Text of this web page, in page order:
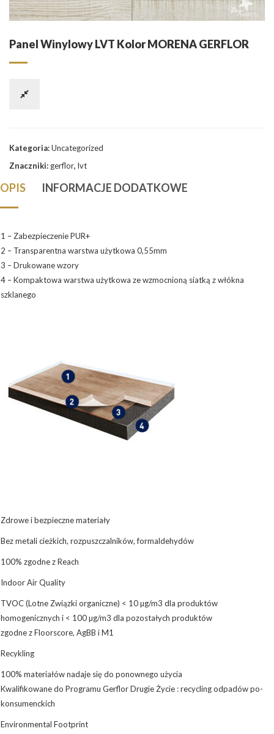
Panel Winylowy LVT Kolor MORENA GERFLOR
Kategoria:Uncategorized
Znaczniki: gerflor, lvt
OPIS INFORMACJE DODATKOWE
1 – Zabezpieczenie PUR+
2 – Transparentna warstwa użytkowa 0,55mm
3 – Drukowane wzory
4 – Kompaktowa warstwa użytkowa ze wzmocnioną siatką z włókna
szklanego
Zdrowe i bezpieczne materiały
Bez metali cieżkich, rozpuszczalników, formaldehydów
100% zgodne z Reach
Indoor Air Quality
TVOC (Lotne Związki organiczne) < 10 µg/m3 dla produktów
homogenicznych i < 100 µg/m3 dla pozostałych produktów
zgodne z Floorscore, AgBB i M1
Recykling
100% materiałów nadaje się do ponownego użycia
Kwalifikowane do Programu Gerflor Drugie Życie : recycling odpadów po-
konsumenckich
Environmental Footprint